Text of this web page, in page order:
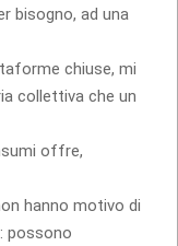
bisogno, ad una
chiuse, mi
collettiva che un
offre,
hanno motivo di
possono